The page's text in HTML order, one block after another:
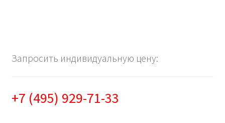
Запросить индивидуальную цену:
+7 (495) 929-71-33